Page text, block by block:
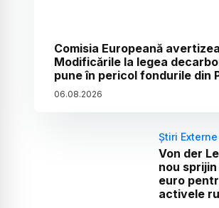
Comisia Europeană
Modificările la legea
pune în pericol fondurile din
06.08.2026
Știri Externe
Von der
nou sprijin
euro
activele